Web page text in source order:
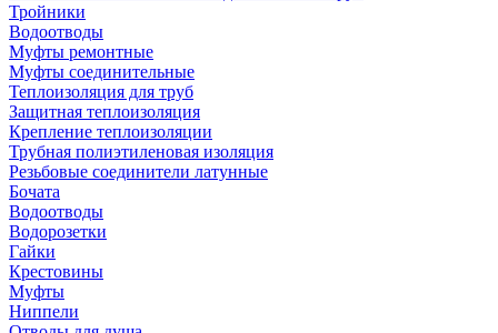
Тройники
Водоотводы
Муфты ремонтные
Муфты соединительные
Теплоизоляция для труб
Защитная теплоизоляция
Крепление теплоизоляции
Трубная полиэтиленовая изоляция
Резьбовые соединители латунные
Бочата
Водоотводы
Водорозетки
Гайки
Крестовины
Муфты
Ниппели